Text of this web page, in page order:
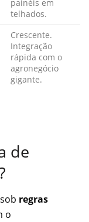
painéis em
telhados.
Crescente.
Integração
rápida com o
agronegócio
gigante.
de
regras
o